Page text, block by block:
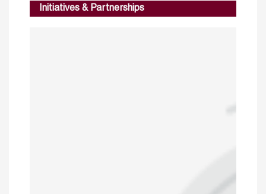
Initiatives & Partnerships